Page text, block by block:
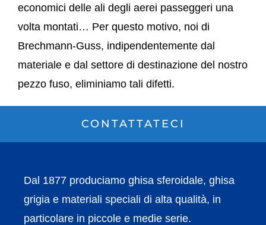
economici delle ali degli aerei passeggeri una
volta montati… Per questo motivo, noi di
Brechmann-Guss, indipendentemente dal
materiale e dal settore di destinazione del nostro
pezzo fuso, eliminiamo tali difetti.
CONTATTATECI
Dal 1877 produciamo ghisa sferoidale, ghisa
grigia e materiali speciali di alta qualità, in
particolare in piccole e medie serie.